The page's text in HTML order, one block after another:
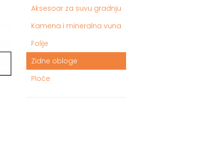
Aksesoar za suvu gradnju
Kamena i mineralna vuna
Folije
Zidne obloge
Ploče